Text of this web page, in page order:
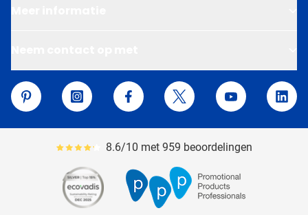
Van Helden Relatiegeschenken
Pinterest
Instagram Facebook Twitter YouTube
Gemiddeld reviewpercentage is 86
8.6/10 met 959 beoordelingen